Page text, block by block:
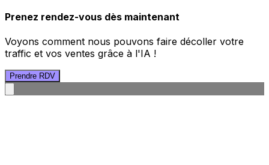
Prenez rendez-vous dès maintenant
Voyons comment nous pouvons faire décoller votre
traffic et vos ventes grâce à l'IA !
Prendre RDV